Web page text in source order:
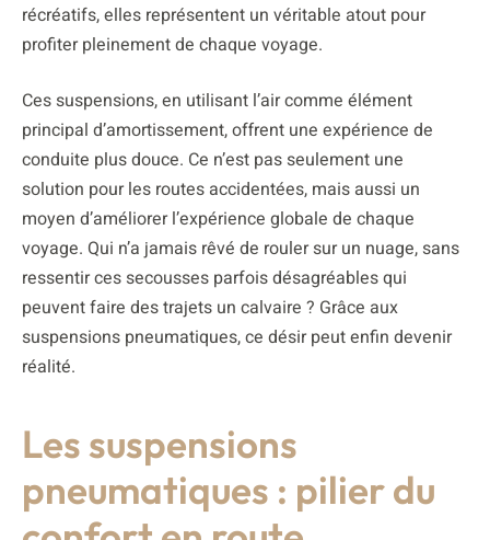
récréatifs, elles représentent un véritable atout pour
profiter pleinement de chaque voyage.
Ces suspensions, en utilisant l’air comme élément
principal d’amortissement, offrent une expérience de
conduite plus douce. Ce n’est pas seulement une
solution pour les routes accidentées, mais aussi un
moyen d’améliorer l’expérience globale de chaque
voyage. Qui n’a jamais rêvé de rouler sur un nuage, sans
ressentir ces secousses parfois désagréables qui
peuvent faire des trajets un calvaire ? Grâce aux
suspensions pneumatiques, ce désir peut enfin devenir
réalité.
Les suspensions
pneumatiques : pilier du